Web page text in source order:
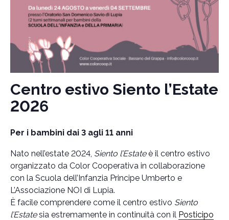
Centro estivo Siento l’Estate
2026
Per i bambini dai 3 agli 11 anni
Nato nell’estate 2024, Siento l’Estateè il centro estivo
organizzato da Color Cooperativa in collaborazione
con la Scuola dell’Infanzia Principe Umberto e
L’Associazione NOI di Lupia.
È facile comprendere come il centro estivo Siento
l’Estatesia estremamente in continuità con il Posticipo